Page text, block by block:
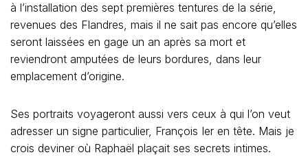
à l’installation des sept premières tentures de la série,
revenues des Flandres, mais il ne sait pas encore qu’elles
seront laissées en gage un an après sa mort et
reviendront amputées de leurs bordures, dans leur
emplacement d’origine.
Ses portraits voyageront aussi vers ceux à qui l’on veut
adresser un signe particulier, François Ier en tête. Mais je
crois deviner où Raphaël plaçait ses secrets intimes.